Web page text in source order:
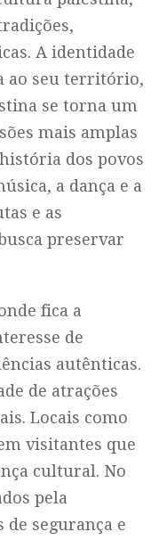
A identidade
ao seu território,
se torna um
mais amplas
dos povos
a dança e a
e as
preservar
fica a
de
autênticas.
de atrações
Locais como
visitantes que
cultural. No
pela
segurança e